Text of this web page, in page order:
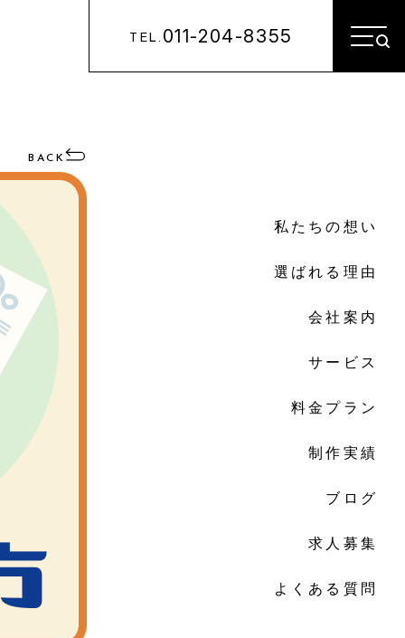
TEL. 011-204-8355
私たちの想い
選ばれる理由
会社案内
サービス
料金プラン
制作実績
ブログ
求人募集
よくある質問
BACK